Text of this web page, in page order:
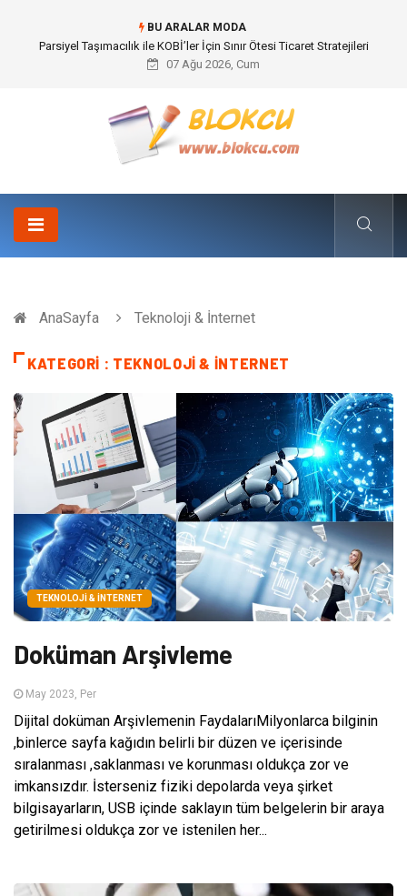
BU ARALAR MODA
Br544 ile Lastik ve Plastik Modifikasyonunda Yüksek Performans
07 Ağu 2026, Cum
AnaSayfa Teknoloji & İnternet
KATEGORI : TEKNOLOJI & İNTERNET
TEKNOLOJI & İNTERNET
Doküman Arşivleme
May 2023, Per
Dijital doküman Arşivlemenin FaydalarıMilyonlarca bilginin
,binlerce sayfa kağıdın belirli bir düzen ve içerisinde
sıralanması ,saklanması ve korunması oldukça zor ve
imkansızdır. İsterseniz fiziki depolarda veya şirket
bilgisayarların, USB içinde saklayın tüm belgelerin bir araya
getirilmesi oldukça zor ve istenilen her...